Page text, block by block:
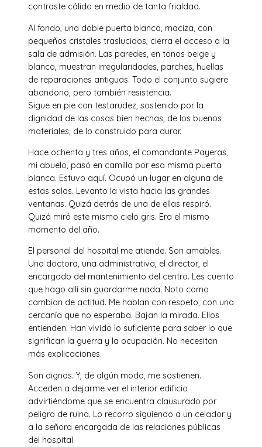
contraste cálido en medio de tanta frialdad.
Al fondo, una doble puerta blanca, maciza, con
pequeños cristales traslucidos, cierra el acceso a la
sala de admisión. Las paredes, en tonos beige y
blanco, muestran irregularidades, parches, huellas
de reparaciones antiguas. Todo el conjunto sugiere
abandono, pero también resistencia.
Sigue en pie con testarudez, sostenido por la
dignidad de las cosas bien hechas, de los buenos
materiales, de lo construido para durar.
Hace ochenta y tres años, el comandante Payeras,
mi abuelo, pasó en camilla por esa misma puerta
blanca. Estuvo aquí. Ocupó un lugar en alguna de
estas salas. Levanto la vista hacia las grandes
ventanas. Quizá detrás de una de ellas respiró.
Quizá miró este mismo cielo gris. Era el mismo
momento del año.
El personal del hospital me atiende. Son amables.
Una doctora, una administrativa, el director, el
encargado del mantenimiento del centro. Les cuento
que hago allí sin guardarme nada. Noto como
cambian de actitud. Me hablan con respeto, con una
cercanía que no esperaba. Bajan la mirada. Ellos
entienden. Han vivido lo suficiente para saber lo que
significan la guerra y la ocupación. No necesitan
más explicaciones.
Son dignos. Y, de algún modo, me sostienen.
Acceden a dejarme ver el interior edificio
advirtiéndome que se encuentra clausurado por
peligro de ruina. Lo recorro siguiendo a un celador y
a la señora encargada de las relaciones públicas
del hospital.